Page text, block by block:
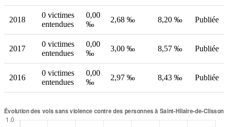
2018
0 victimes
entendues
0,00
‰
2,68 ‰ 8,20 ‰ Publiée
2017
0 victimes
entendues
0,00
‰
3,00 ‰ 8,57 ‰ Publiée
2016
0 victimes
entendues
0,00
‰
2,97 ‰ 8,43 ‰ Publiée